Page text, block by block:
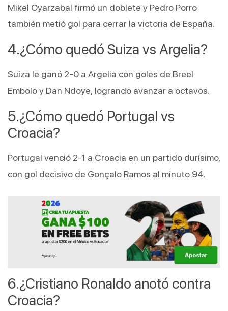
Mikel Oyarzabal firmó un doblete y Pedro Porro
también metió gol para cerrar la victoria de España.
¿Cómo quedó Suiza vs Argelia?
Suiza le ganó 2-0 a Argelia con goles de Breel
Embolo y Dan Ndoye, logrando avanzar a octavos.
¿Cómo quedó Portugal vs
Croacia?
Portugal venció 2-1 a Croacia en un partido durísimo,
con gol decisivo de Gonçalo Ramos al minuto 94.
¿Cristiano Ronaldo anotó contra
Croacia?